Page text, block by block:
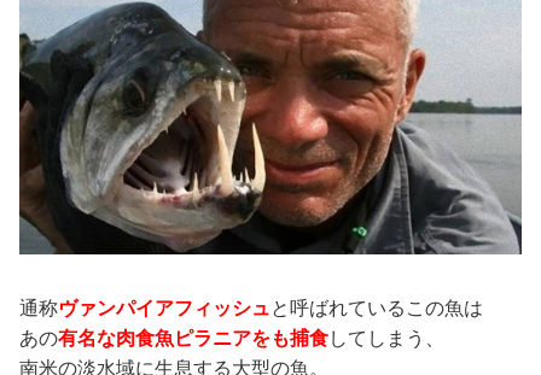
通称ヴァンパイアフィッシュと呼ばれているこの魚は
あの有名な肉食魚ピラニアをも捕食してしまう、
南米の淡水域に生息する大型の魚。